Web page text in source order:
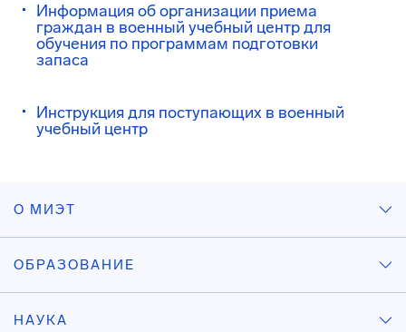
Информация об организации приема
граждан в военный учебный центр для
обучения по программам подготовки
запаса
Инструкция для поступающих в военный
учебный центр
О МИЭТ
ОБРАЗОВАНИЕ
НАУКА